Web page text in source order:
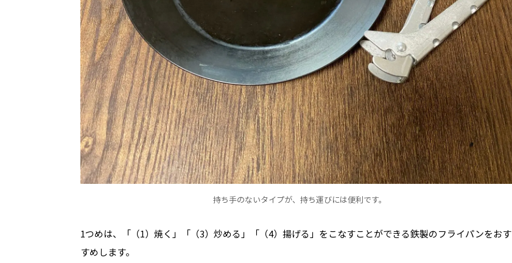
持ち手のないタイプが、持ち運びには便利です。
1つめは、「（1）焼く」「（3）炒める」「（4）揚げる」をこなすことができる鉄製のフライパンをおす
すめします。